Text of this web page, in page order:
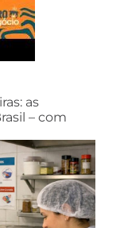
as
– com